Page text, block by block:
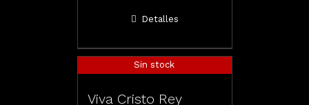
Detalles
Sin stock
Viva Cristo Rey